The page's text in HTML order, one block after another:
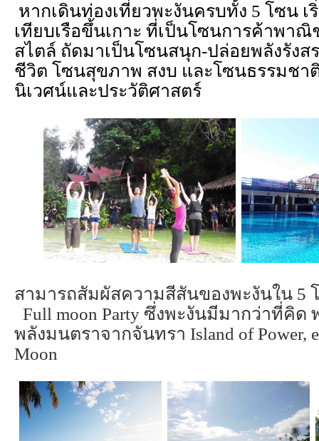
หากเดินท่องเที่ยวพะงันครบทั้ง 5 โซน
เทียบเรือขึ้นเกาะ ที่เป็นโซนการค้าพา
สไตล์ ถัดมาเป็นโซนสนุก-ปล่อยพลังรังส
ชีวิต โซนสุขภาพ สงบ และโซนธรรมชา
นิเวศน์และประวัติศาสตร์
สามารถสัมผัสความสีสันของพะงันใน 5
Full moon Party ซึ่งพะงันมีมากว่าที่คิด
พลังมนตราจากจันทรา Island of Power,
Moon